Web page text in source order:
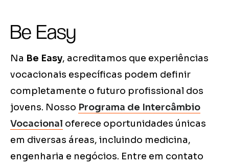
Be Easy
Na Be Easy, acreditamos que experiências
vocacionais específicas podem definir
completamente o futuro profissional dos
jovens. Nosso Programa de Intercâmbio
Vocacional oferece oportunidades únicas
em diversas áreas, incluindo medicina,
engenharia e negócios. Entre em contato